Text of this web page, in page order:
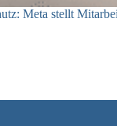
Meta stellt